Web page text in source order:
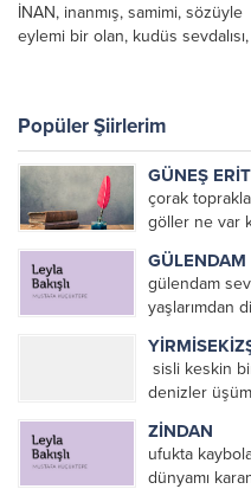
İNAN, inanmış, samimi, sözüyle
eylemi bir olan, kudüs sevdalısı,
Popüler Şiirlerim
GÜNEŞ
çorak
göller ne var
güneş
kadınlar
GÜLENDAM
gülendam
yaşlarımdan
fırtına
üzerine ant
elinden tutup
sisli keskin
denizler
yırtılmıştı
zulüm
ZİNDAN
ufukta
dünyamı